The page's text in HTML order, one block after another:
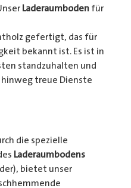
Laderaumbodenfür
gefertigt, das für
bekannt ist. Es ist in
standzuhalten und
hinweg treue Dienste
die spezielle
Laderaumbodens
bietet unser